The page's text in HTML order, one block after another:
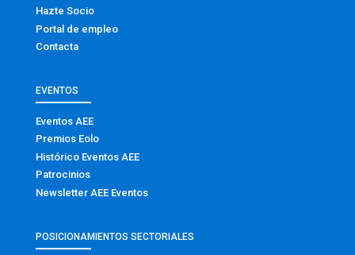
Hazte Socio
Portal de empleo
Contacta
EVENTOS
Eventos AEE
Premios Eolo
Histórico Eventos AEE
Patrocinios
Newsletter AEE Eventos
POSICIONAMIENTOS SECTORIALES